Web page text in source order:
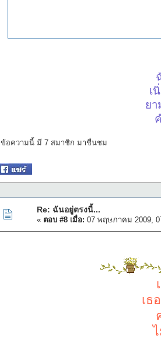
เ
ยา
ข้อความนี้ มี 7 สมาชิก มาชื่นชม
Re: ฉันอยู่ตรงนี้...
« ตอบ #8 เมื่อ: 07 พฤษภาคม 2009,
เธ